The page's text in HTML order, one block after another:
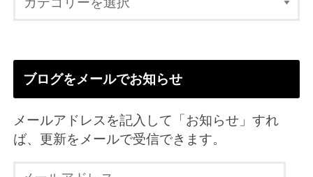
ブログをメールでお知らせ
メールアドレスを記入して「お知らせ」すれ
ば、更新をメールで受信できます。